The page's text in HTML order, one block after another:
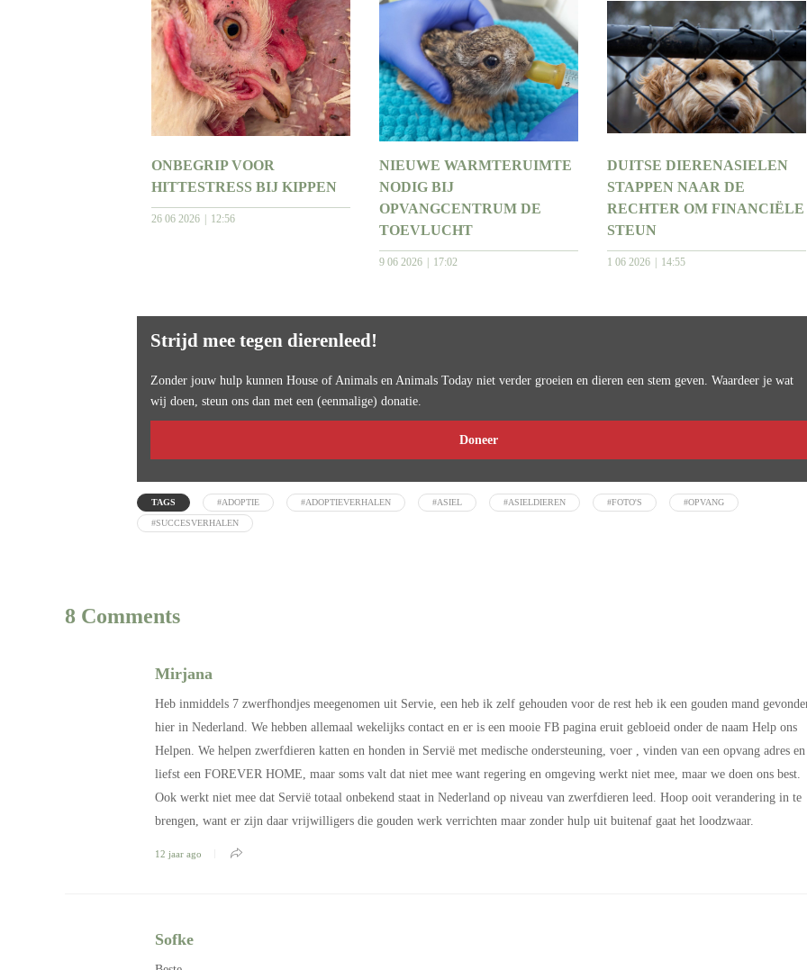
ONBEGRIP VOOR
HITTESTRESS BIJ KIPPEN
26 06 2026 12:56
NIEUWE WARMTERUIMTE
NODIG BIJ
OPVANGCENTRUM DE
TOEVLUCHT
9 06 2026 17:02
DUITSE DIERENASIELEN
STAPPEN NAAR DE
RECHTER OM FINANCIËLE
STEUN
1 06 2026 14:55
Strijd mee tegen dierenleed!
Zonder jouw hulp kunnen House of Animals en Animals Today niet verder groeien en dieren een stem geven. Waardeer je wat
wij doen, steun ons dan met een (eenmalige) donatie.
Doneer
TAGS #ADOPTIE #ADOPTIEVERHALEN #ASIEL #ASIELDIEREN #FOTO'S #OPVANG
#SUCCESVERHALEN
8 Comments
Mirjana
Heb inmiddels 7 zwerfhondjes meegenomen uit Servie, een heb ik zelf gehouden voor de rest heb ik een gouden mand
hier in Nederland. We hebben allemaal wekelijks contact en er is een mooie FB pagina eruit gebloeid onder de naam Help ons
Helpen. We helpen zwerfdieren katten en honden in Servië met medische ondersteuning, voer , vinden van een opvang adres en
liefst een FOREVER HOME, maar soms valt dat niet mee want regering en omgeving werkt niet mee, maar we doen ons best.
Ook werkt niet mee dat Servië totaal onbekend staat in Nederland op niveau van zwerfdieren leed. Hoop ooit verandering in te
brengen, want er zijn daar vrijwilligers die gouden werk verrichten maar zonder hulp uit buitenaf gaat het loodzwaar.
12 jaar ago
Sofke